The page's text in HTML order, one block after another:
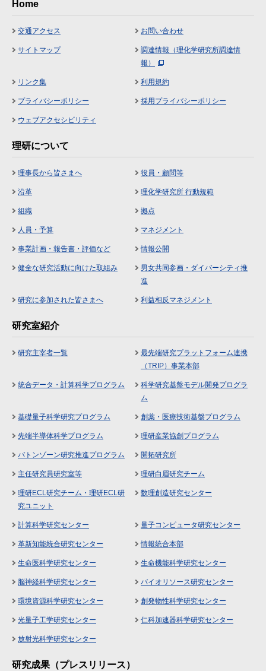
Home
交通アクセス お問い合わせ
サイトマップ
調達情報（理化学研究所調達情
報）
リンク集 利用規約
プライバシーポリシー 採用プライバシーポリシー
ウェブアクセシビリティ
理研について
理事長から皆さまへ 役員・顧問等
沿革 理化学研究所 行動規範
組織 拠点
人員・予算 マネジメント
事業計画・報告書・評価など 情報公開
健全な研究活動に向けた取組み
男女共同参画・ダイバーシティ推
進
研究に参加された皆さまへ 利益相反マネジメント
研究室紹介
研究主宰者一覧
最先端研究プラットフォーム連携
（TRIP）事業本部
統合データ・計算科学プログラム
科学研究基盤モデル開発プログラ
ム
基礎量子科学研究プログラム 創薬・医療技術基盤プログラム
先端半導体科学プログラム 理研産業協創プログラム
バトンゾーン研究推進プログラム 開拓研究所
主任研究員研究室等 理研白眉研究チーム
理研ECL研究チーム・理研ECL研
究ユニット
数理創造研究センター
計算科学研究センター 量子コンピュータ研究センター
革新知能統合研究センター 情報統合本部
生命医科学研究センター 生命機能科学研究センター
脳神経科学研究センター バイオリソース研究センター
環境資源科学研究センター 創発物性科学研究センター
光量子工学研究センター 仁科加速器科学研究センター
放射光科学研究センター
研究成果（プレスリリース）